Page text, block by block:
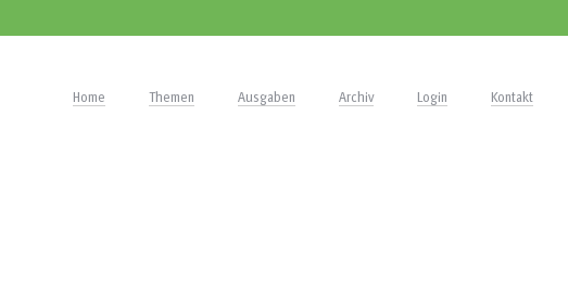
Home Themen Ausgaben Archiv Login Kontakt